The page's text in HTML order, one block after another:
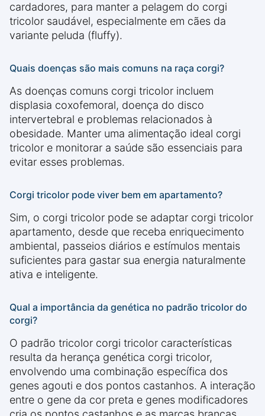
cardadores, para manter a pelagem do corgi
tricolor saudável, especialmente em cães da
variante peluda (fluffy).
Quais doenças são mais comuns na raça corgi?
As doenças comuns corgi tricolor incluem
displasia coxofemoral, doença do disco
intervertebral e problemas relacionados à
obesidade. Manter uma alimentação ideal corgi
tricolor e monitorar a saúde são essenciais para
evitar esses problemas.
Corgi tricolor pode viver bem em apartamento?
Sim, o corgi tricolor pode se adaptar corgi tricolor
apartamento, desde que receba enriquecimento
ambiental, passeios diários e estímulos mentais
suficientes para gastar sua energia naturalmente
ativa e inteligente.
Qual a importância da genética no padrão tricolor do
corgi?
O padrão tricolor corgi tricolor características
resulta da herança genética corgi tricolor,
envolvendo uma combinação específica dos
genes agouti e dos pontos castanhos. A interação
entre o gene da cor preta e genes modificadores